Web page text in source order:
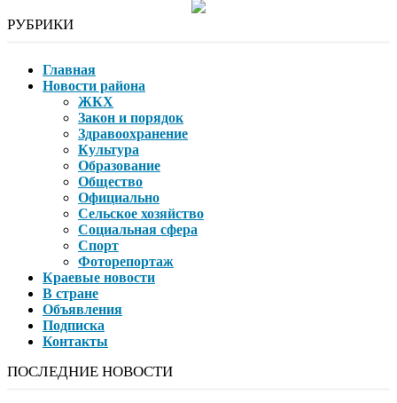
РУБРИКИ
Главная
Новости района
ЖКХ
Закон и порядок
Здравоохранение
Культура
Образование
Общество
Официально
Сельское хозяйство
Социальная сфера
Спорт
Фоторепортаж
Краевые новости
В стране
Объявления
Подписка
Контакты
ПОСЛЕДНИЕ НОВОСТИ